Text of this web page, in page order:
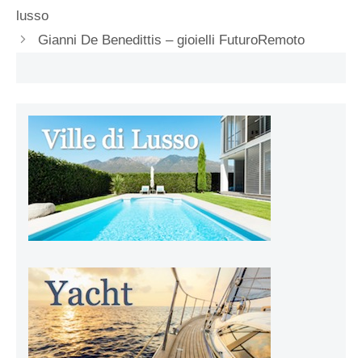
lusso
Gianni De Benedittis – gioielli FuturoRemoto